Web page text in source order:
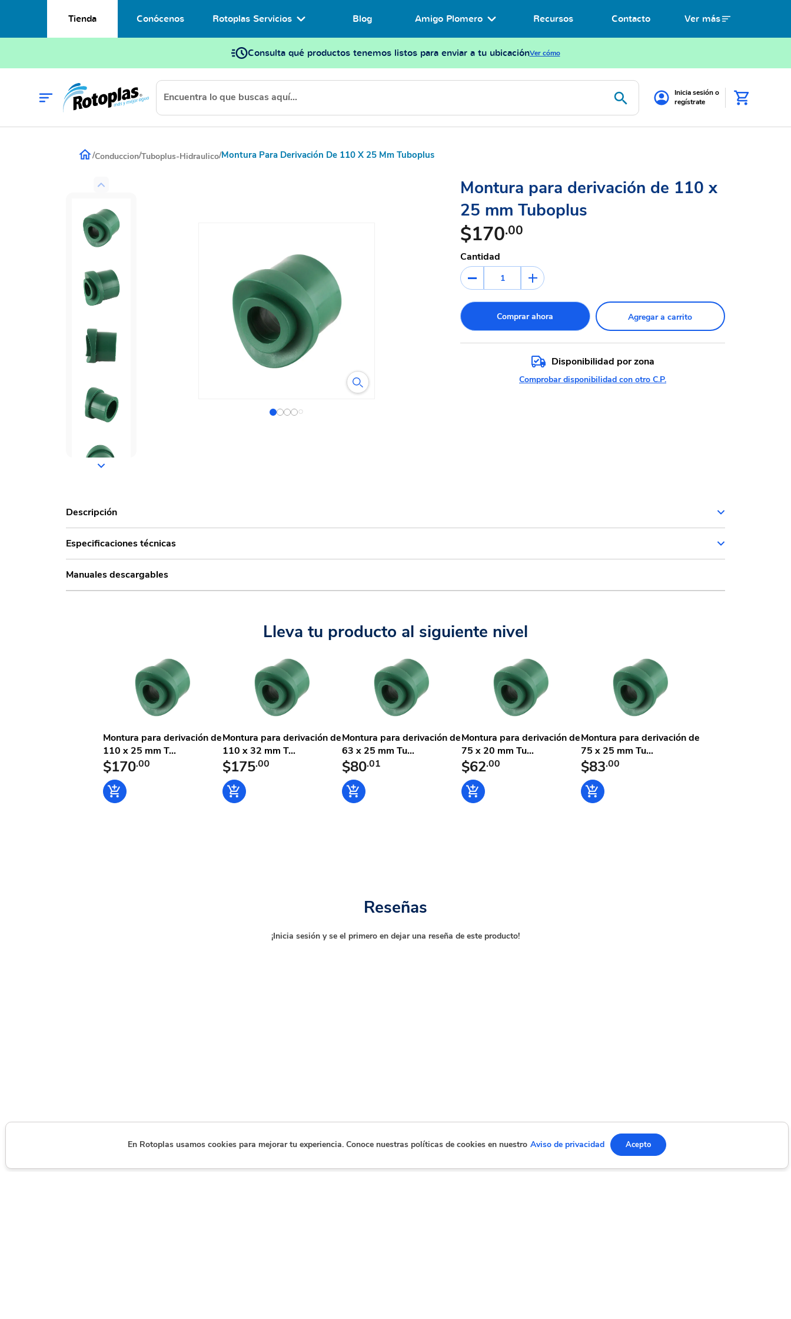
Tienda Conócenos Rotoplas Servicios Blog Amigo Plomero Recursos Contacto Ver más
Consulta qué productos tenemos listos para enviar a tu ubicaciónVer cómo
Inicia sesión o
regístrate
En Rotoplas usamos cookies para mejorar tu experiencia. Conoce nuestras políticas de cookies en nuestro Aviso de privacidad Acepto
/Conduccion/Tuboplus-Hidraulico/Montura Para Derivación De 110 X 25 Mm Tuboplus
Montura para derivación de 110 x
25 mm Tuboplus
$170.00
Cantidad
1
Comprar ahora Agregar a carrito
Disponibilidad por zona
Comprobar disponibilidad con otro C.P.
Descripción
Especificaciones técnicas
Manuales descargables
Lleva tu producto al siguiente nivel
Montura para derivación de
110 x 25 mm T...
$170.00
Montura para derivación de
110 x 32 mm T...
$175.00
Montura para derivación de
63 x 25 mm Tu...
$80.01
Montura para derivación de
75 x 20 mm Tu...
$62.00
Montura para derivación de
75 x 25 mm Tu...
$83.00
Reseñas
¡Inicia sesión y se el primero en dejar una reseña de este producto!